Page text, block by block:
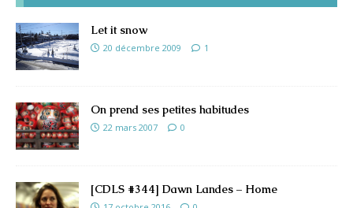
Let it snow
20 décembre 2009 1
On prend ses petites habitudes
22 mars 2007 0
[CDLS #344] Dawn Landes – Home